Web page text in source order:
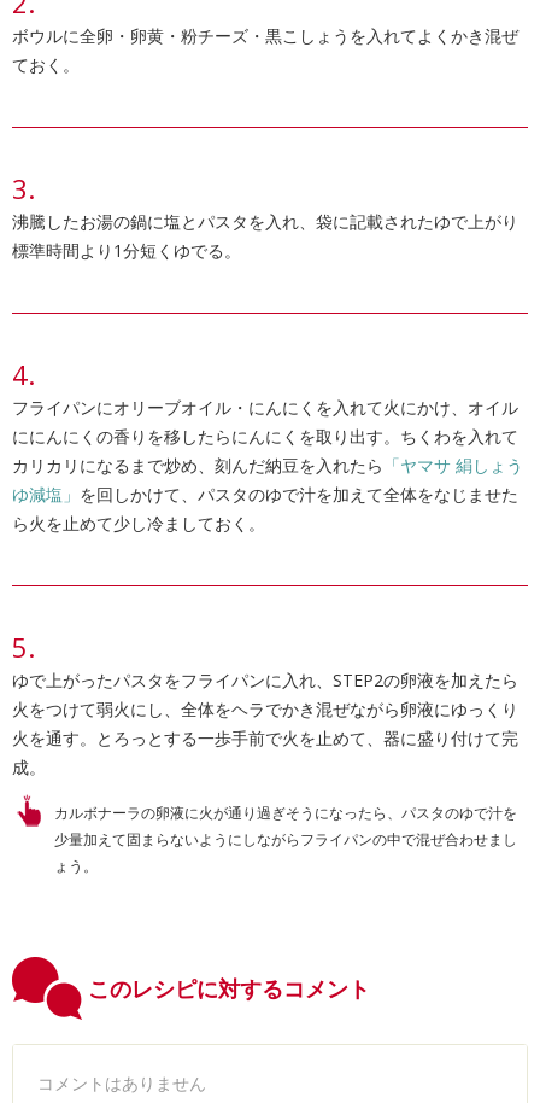
ボウルに全卵・卵黄・粉チーズ・黒こしょうを入れてよくかき混ぜ
ておく。
沸騰したお湯の鍋に塩とパスタを入れ、袋に記載されたゆで上がり
標準時間より1分短くゆでる。
フライパンにオリーブオイル・にんにくを入れて火にかけ、オイル
ににんにくの香りを移したらにんにくを取り出す。ちくわを入れて
カリカリになるまで炒め、刻んだ納豆を入れたら 「ヤマサ 絹しょう
ゆ減塩」 を回しかけて、パスタのゆで汁を加えて全体をなじませた
ら火を止めて少し冷ましておく。
ゆで上がったパスタをフライパンに入れ、STEP2の卵液を加えたら
火をつけて弱火にし、全体をヘラでかき混ぜながら卵液にゆっくり
火を通す。とろっとする一歩手前で火を止めて、器に盛り付けて完
成。
カルボナーラの卵液に火が通り過ぎそうになったら、パスタのゆで汁を
少量加えて固まらないようにしながらフライパンの中で混ぜ合わせまし
ょう。
このレシピに対するコメント
コメントはありません